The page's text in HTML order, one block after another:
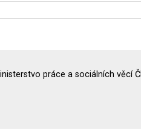
práce a sociálních věcí